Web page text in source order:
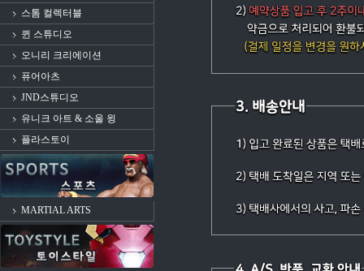
스톰 컬렉터블
퀸 스튜디오
오니리 크리에이션
퓨어아츠
JND스튜디오
유니크 아트 & 소울 윙
플라스토이
MARTIAL ARTS